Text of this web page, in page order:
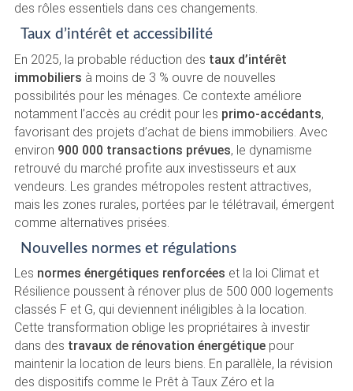
des rôles essentiels dans ces changements.
Taux d’intérêt et accessibilité
En 2025, la probable réduction des taux d’intérêt
immobiliers à moins de 3 % ouvre de nouvelles
possibilités pour les ménages. Ce contexte améliore
notamment l’accès au crédit pour les primo-accédants,
favorisant des projets d’achat de biens immobiliers. Avec
environ 900 000 transactions prévues, le dynamisme
retrouvé du marché profite aux investisseurs et aux
vendeurs. Les grandes métropoles restent attractives,
mais les zones rurales, portées par le télétravail, émergent
comme alternatives prisées.
Nouvelles normes et régulations
Les normes énergétiques renforcées et la loi Climat et
Résilience poussent à rénover plus de 500 000 logements
classés F et G, qui deviennent inéligibles à la location.
Cette transformation oblige les propriétaires à investir
dans des travaux de rénovation énergétiquepour
maintenir la location de leurs biens. En parallèle, la révision
des dispositifs comme le Prêt à Taux Zéro et la